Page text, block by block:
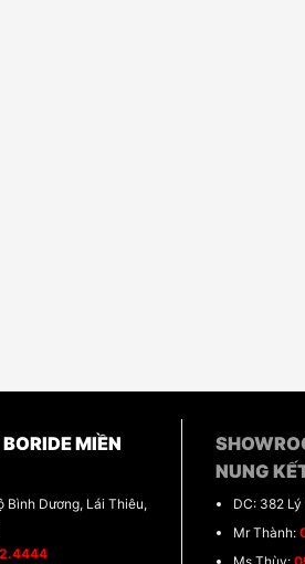
MIỀN
Bình Dương, Lái Thiêu,
NUNG
DC: 382
Mr Thành: